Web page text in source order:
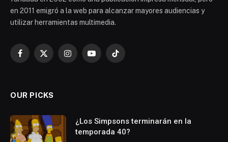
en 2011 emigró a la web para alcanzar mayores audiencias y
utilizar herramientas multimedia.
Facebook
X
InstagramYouTubeTikTok
OUR PICKS
¿Los Simpsons terminarán en la
temporada 40?